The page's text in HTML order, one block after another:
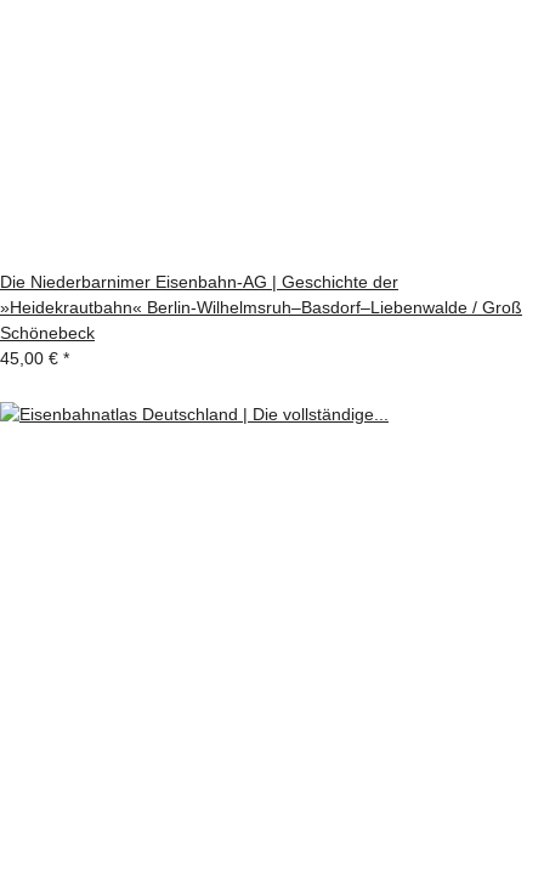
Die Niederbarnimer Eisenbahn-AG | Geschichte der
»Heidekrautbahn« Berlin-Wilhelmsruh–Basdorf–Liebenwalde / Groß
Schönebeck
45,00 € *